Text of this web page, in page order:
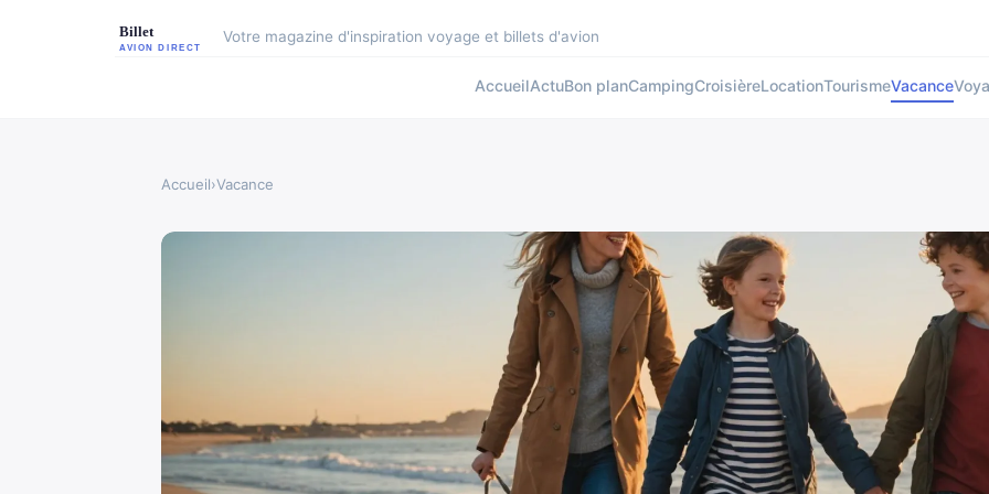
Votre magazine d'inspiration voyage et billets d'avion
AccueilActuBon planCampingCroisièreLocationTourismeVacance
Accueil›Vacance